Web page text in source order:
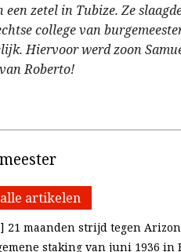
een zetel in Tubize. Ze
college van
Hiervoor werd zoon
Roberto!
artikelen
21 maanden strijd tegen
staking van juni 1936 in